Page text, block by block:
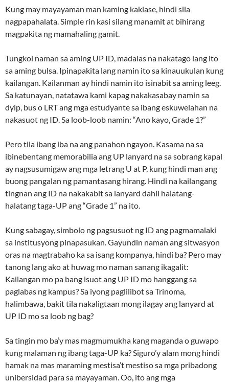
Kung may mayayaman man kaming kaklase, hindi sila
nagpapahalata. Simple rin kasi silang manamit at bihirang
magpakita ng mamahaling gamit.
Tungkol naman sa aming UP ID, madalas na nakatago lang ito
sa aming bulsa. Ipinapakita lang namin ito sa kinauukulan kung
kailangan. Kailanman ay hindi namin ito isinabit sa aming leeg.
Sa katunayan, natatawa kami kapag nakakasabay namin sa
dyip, bus o LRT ang mga estudyante sa ibang eskuwelahan na
nakasuot ng ID. Sa loob-loob namin: “Ano kayo, Grade 1?”
Pero tila ibang iba na ang panahon ngayon. Kasama na sa
ibinebentang memorabilia ang UP lanyard na sa sobrang kapal
ay nagsusumigaw ang mga letrang U at P, kung hindi man ang
buong pangalan ng pamantasang hirang. Hindi na kailangang
tingnan ang ID na nakakabit sa lanyard dahil halatang-
halatang taga-UP ang “Grade 1” na ito.
Kung sabagay, simbolo ng pagsusuot ng ID ang pagmamalaki
sa institusyong pinapasukan. Gayundin naman ang sitwasyon
oras na magtrabaho ka sa isang kompanya, hindi ba? Pero may
tanong lang ako at huwag mo naman sanang ikagalit:
Kailangan mo pa bang isuot ang UP ID mo hanggang sa
paglabas ng kampus? Sa iyong paglilibot sa Trinoma,
halimbawa, bakit tila nakaligtaan mong ilagay ang lanyard at
UP ID mo sa loob ng bag?
Sa tingin mo ba’y mas magmumukha kang maganda o guwapo
kung malaman ng ibang taga-UP ka? Siguro’y alam mong hindi
hamak na mas maraming mestisa’t mestiso sa mga pribadong
unibersidad para sa mayayaman. Oo, ito ang mga